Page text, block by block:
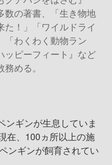
数の著書、「生き物地
！」「ワイルドライ
「わくわく動物ラン
ッピーフィート』など
める。
ンギンが生息していま
在、100ヵ所以上の施
ンギンが飼育されてい